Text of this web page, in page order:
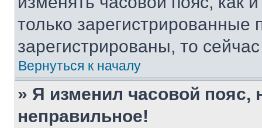
только
зарегистрированы, то
Вернуться к началу
» Я изменил часовой пояс,
неправильное!